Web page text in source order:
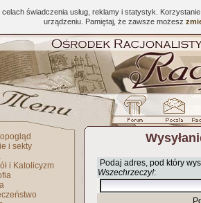
świadczenia usług, reklamy i statystyk.
urządzeniu. Pamiętaj, że zawsze możesz
i sekty
i Katolicyzm
Podaj adres, pod który
Wszechrzeczy!: